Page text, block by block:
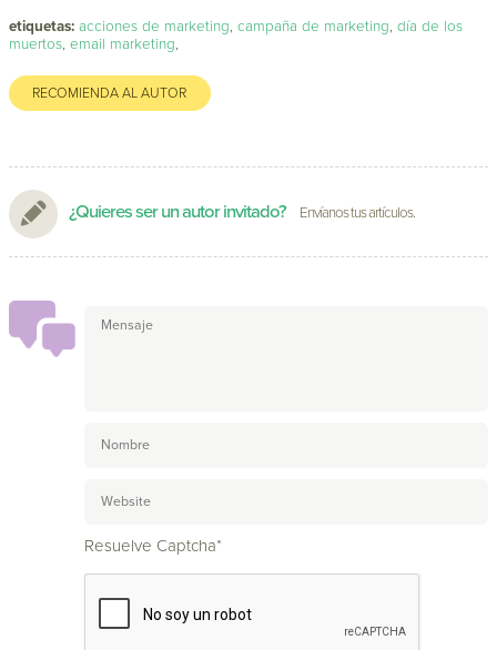
etiquetas: acciones de marketing,campaña de marketing,día de los
muertos,email marketing,
RECOMIENDA AL AUTOR
¿Quieres ser un autor invitado? Envíanos tus artículos.
Resuelve Captcha*